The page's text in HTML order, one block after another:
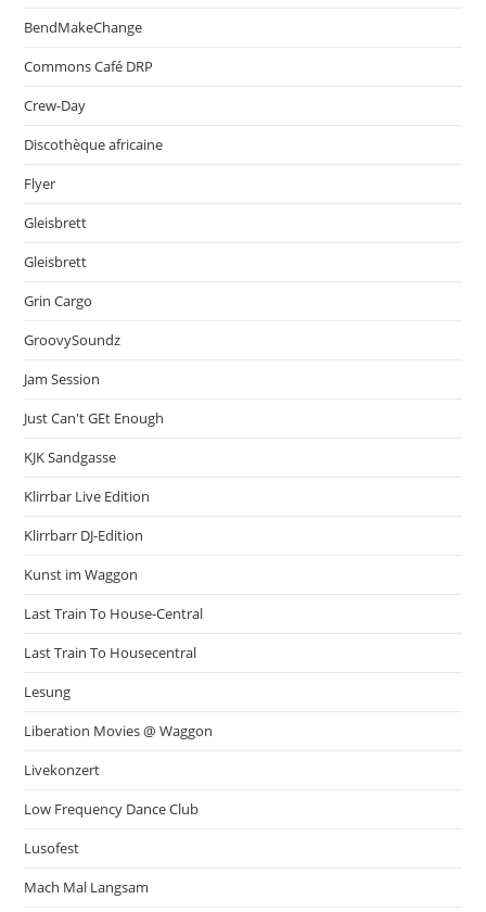
BendMakeChange
Commons Café DRP
Crew-Day
Discothèque africaine
Flyer
Gleisbrett
Gleisbrett
Grin Cargo
GroovySoundz
Jam Session
Just Can't GEt Enough
KJK Sandgasse
Klirrbar Live Edition
Klirrbarr DJ-Edition
Kunst im Waggon
Last Train To House-Central
Last Train To Housecentral
Lesung
Liberation Movies @ Waggon
Livekonzert
Low Frequency Dance Club
Lusofest
Mach Mal Langsam